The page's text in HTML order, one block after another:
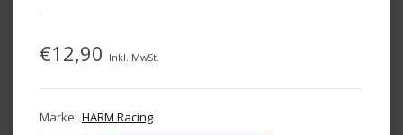
€12,90 Inkl. MwSt.
Marke: HARM Racing